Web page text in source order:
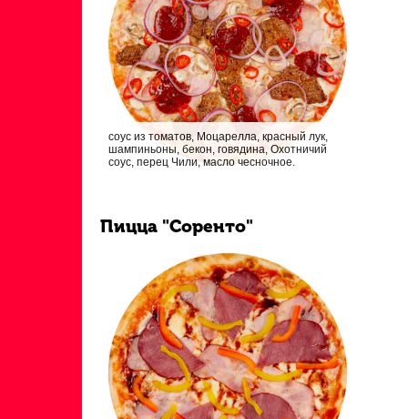
соус из томатов, Моцарелла, красный лук,
шампиньоны, бекон, говядина, Охотничий
соус, перец Чили, масло чесночное.
Пицца "Соренто"